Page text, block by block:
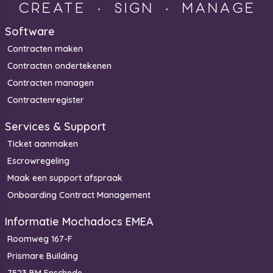
Software
Contracten maken
Contracten ondertekenen
Contracten managen
Contractenregister
Services & Support
Ticket aanmaken
Escrowregeling
Maak een support afspraak
Onboarding Contract Management
Informatie Mochadocs EMEA
Roomweg 167-F
Prismare Building